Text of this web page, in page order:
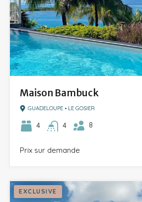
Maison Bambuck
GUADELOUPE • LE GOSIER
4 4 8
Prix sur demande
EXCLUSIVE